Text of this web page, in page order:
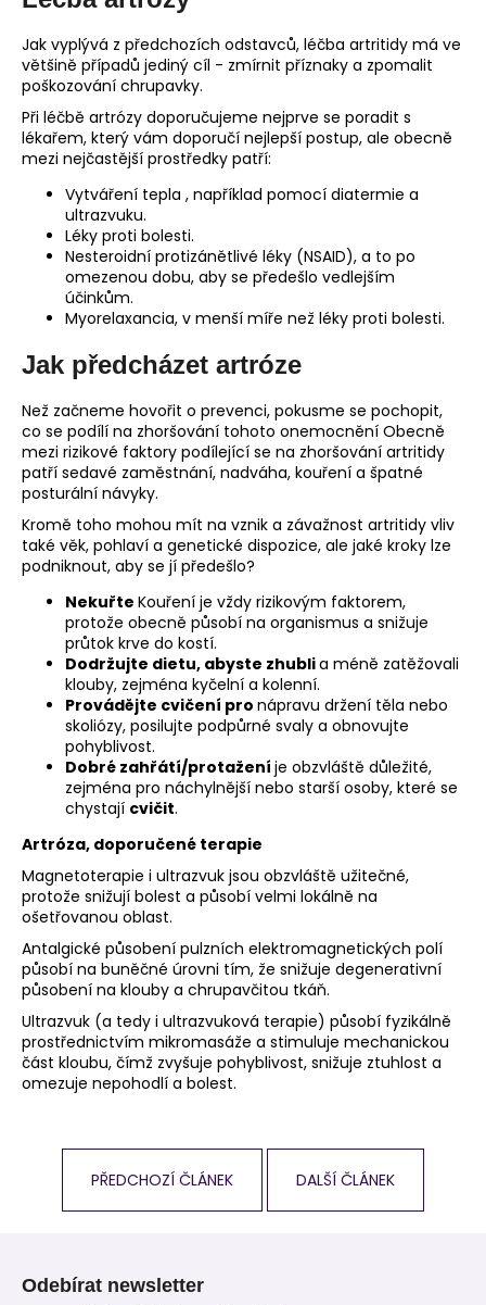
Jak vyplývá z předchozích odstavců, léčba artritidy má ve
většině případů jediný cíl - zmírnit příznaky a zpomalit
poškozování chrupavky.
Při léčbě artrózy doporučujeme nejprve se poradit s
lékařem, který vám doporučí nejlepší postup, ale obecně
mezi nejčastější prostředky patří:
Vytváření tepla , například pomocí diatermie a
ultrazvuku.
Léky proti bolesti.
Nesteroidní protizánětlivé léky (NSAID), a to po
omezenou dobu, aby se předešlo vedlejším
účinkům.
Myorelaxancia, v menší míře než léky proti bolesti.
Jak předcházet artróze
Než začneme hovořit o prevenci, pokusme se pochopit,
co se podílí na zhoršování tohoto onemocnění Obecně
mezi rizikové faktory podílející se na zhoršování artritidy
patří sedavé zaměstnání, nadváha, kouření a špatné
posturální návyky.
Kromě toho mohou mít na vznik a závažnost artritidy vliv
také věk, pohlaví a genetické dispozice, ale jaké kroky lze
podniknout, aby se jí předešlo?
Nekuřte Kouření je vždy rizikovým faktorem,
protože obecně působí na organismus a snižuje
průtok krve do kostí.
Dodržujte dietu, abyste zhublia méně zatěžovali
klouby, zejména kyčelní a kolenní.
Provádějte cvičení pro nápravu držení těla nebo
skoliózy, posilujte podpůrné svaly a obnovujte
pohyblivost.
Dobré zahřátí/protažení je obzvláště důležité,
zejména pro náchylnější nebo starší osoby, které se
chystají cvičit.
Artróza, doporučené terapie
Magnetoterapie i ultrazvuk jsou obzvláště užitečné,
protože snižují bolest a působí velmi lokálně na
ošetřovanou oblast.
Antalgické působení pulzních elektromagnetických polí
působí na buněčné úrovni tím, že snižuje degenerativní
působení na klouby a chrupavčitou tkáň.
Ultrazvuk (a tedy i ultrazvuková terapie) působí fyzikálně
prostřednictvím mikromasáže a stimuluje mechanickou
část kloubu, čímž zvyšuje pohyblivost, snižuje ztuhlost a
omezuje nepohodlí a bolest.
PŘEDCHOZÍ ČLÁNEK DALŠÍ ČLÁNEK
Odebírat newsletter